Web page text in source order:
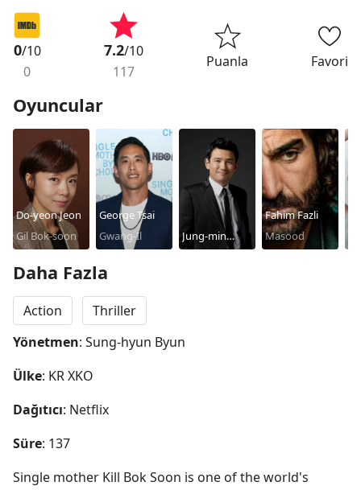
0/10
0
7.2/10
117
Puanla Favori
Oyuncular
Do-yeon Jeon
Gil Bok-soon
George Tsai
Gwang-Il
Jung-min
Fahim Fazli
Masood
Daha Fazla
Action
Thriller
Yönetmen: Sung-hyun Byun
Ülke: KR XKO
Dağıtıcı: Netflix
Süre: 137
Single mother Kill Bok Soon is one of the world's